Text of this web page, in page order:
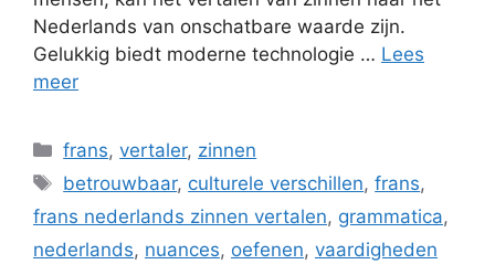
Nederlands van onschatbare waarde zijn.
Gelukkig biedt moderne technologie … Lees
meer
Categorieën
frans,vertaler, zinnen
Tags
betrouwbaar, culturele verschillen,frans,
frans nederlands zinnen vertalen, grammatica,
nederlands, nuances, oefenen, vaardigheden